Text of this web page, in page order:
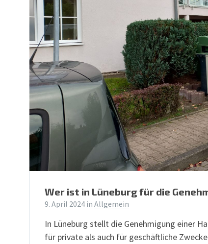
Wer ist in Lüneburg für die
9. April 2024 in Allgemein
In Lüneburg stellt die Genehmigung einer
für private als auch für geschäftliche